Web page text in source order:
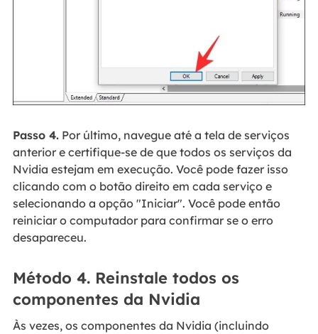
Passo 4.Por último, navegue até a tela de serviços
anterior e certifique-se de que todos os serviços da
Nvidia estejam em execução. Você pode fazer isso
clicando com o botão direito em cada serviço e
selecionando a opção "Iniciar". Você pode então
reiniciar o computador para confirmar se o erro
desapareceu.
Método 4. Reinstale todos os
componentes da Nvidia
Às vezes, os componentes da Nvidia (incluindo